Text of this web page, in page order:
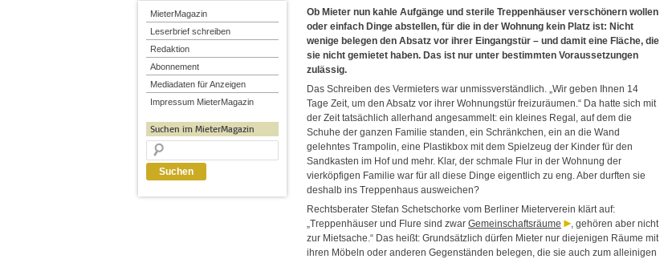
Ob Mieter nun kahle Aufgänge und sterile Treppenhäuser verschönern wollen
oder einfach Dinge abstellen, für die in der Wohnung kein Platz ist: Nicht
wenige belegen den Absatz vor ihrer Eingangstür – und damit eine Fläche, die
sie nicht gemietet haben. Das ist nur unter bestimmten Voraussetzungen
zulässig.
Das Schreiben des Vermieters war unmissverständlich. „Wir geben Ihnen 14
Tage Zeit, um den Absatz vor ihrer Wohnungstür freizuräumen.“ Da hatte sich mit
der Zeit tatsächlich allerhand angesammelt: ein kleines Regal, auf dem die
Schuhe der ganzen Familie standen, ein Schränkchen, ein an die Wand
gelehntes Trampolin, eine Plastikbox mit dem Spielzeug der Kinder für den
Sandkasten im Hof und mehr. Klar, der schmale Flur in der Wohnung der
vierköpfigen Familie war für all diese Dinge eigentlich zu eng. Aber durften sie
deshalb ins Treppenhaus ausweichen?
Rechtsberater Stefan Schetschorke vom Berliner Mieterverein klärt auf:
„Treppenhäuser und Flure sind zwar Gemeinschaftsräume
, gehören aber nicht
zur Mietsache.“ Das heißt: Grundsätzlich dürfen Mieter nur diejenigen Räume mit
ihren Möbeln oder anderen Gegenständen belegen, die sie auch zum alleinigen
MieterMagazin
Leserbrief schreiben
Redaktion
Abonnement
Mediadaten für Anzeigen
Impressum MieterMagazin
Suchen im MieterMagazin